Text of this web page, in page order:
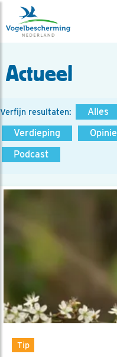
Actueel
Verfijn resultaten: Alles
Verdieping
Opinie
Podcast
Tip